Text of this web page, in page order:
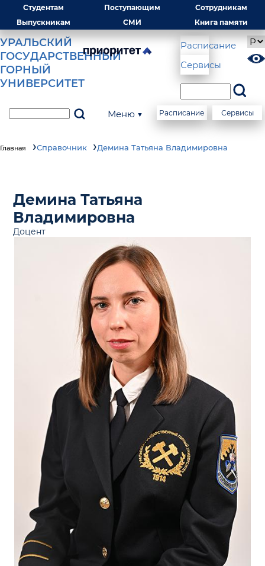
Студентам Поступающим
Сотрудникам
Выпускникам
СМИ Книга памяти
УРАЛЬСКИЙ
ГОСУДАРСТВЕННЫЙ
ГОРНЫЙ
УНИВЕРСИТЕТ
Расписание
Сервисы
Меню ▼ Расписание Сервисы
Главная Справочник Демина Татьяна Владимировна
Демина Татьяна
Владимировна
Доцент